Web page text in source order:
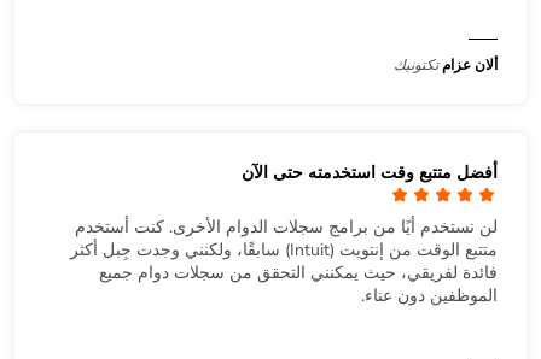
ألان عزامتكتونيك
أفضل متتبع وقت استخدمته حتى الآن
لن نستخدم أيًا من برامج سجلات الدوام الأخرى. كنت أستخدم
متتبع الوقت من إنتويت (Intuit) سابقًا، ولكنني وجدت جِبل أكثر
فائدة لفريقي، حيث يمكنني التحقق من سجلات دوام جميع
الموظفين دون عناء.